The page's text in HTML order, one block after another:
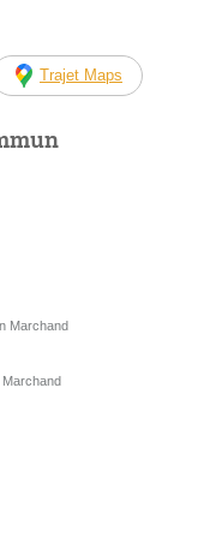
Trajet Maps
Marchand